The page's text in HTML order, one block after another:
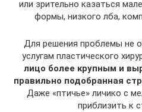
или зрительно казаться
формы, низкого лба,
Для решения проблемы не
услугам пластического
лицо более крупным и
правильно подобранная
Даже «птичье» личико с
приблизить к